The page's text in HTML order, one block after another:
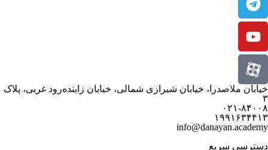
خیابان ملاصدرا، خیابان شیرازی شمالی، خیابان زاینده‌رود غربی، پلاک
۳
۰۲۱-۸۴۰۰۸
۱۹۹۱۶۳۴۴۱۳
info@danayan.academy
دسترسی سریع